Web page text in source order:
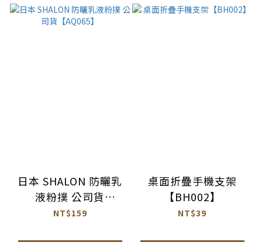
日本 SHALON 防曬乳
液粉撲 公司貨
【AQ065】
NT$159
桌面折疊手機支架
【BH002】
NT$39